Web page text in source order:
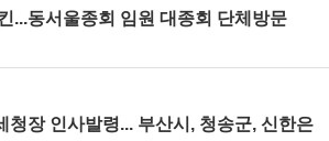
...동서울종회 임원 대종회 단체방문
청장 인사발령... 부산시, 청송군, 신한은